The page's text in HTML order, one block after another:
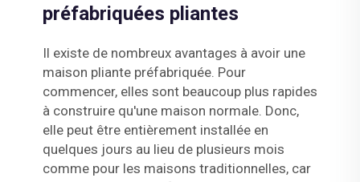
préfabriquées pliantes
Il existe de nombreux avantages à avoir une
maison pliante préfabriquée. Pour
commencer, elles sont beaucoup plus rapides
à construire qu'une maison normale. Donc,
elle peut être entièrement installée en
quelques jours au lieu de plusieurs mois
comme pour les maisons traditionnelles, car